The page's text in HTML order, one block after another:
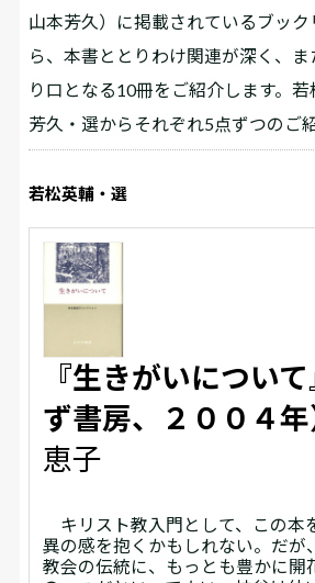
山本芳久）に掲載されているブッ
ら、本書ととりわけ関連が深く、ま
り口となる10冊をご紹介します。
芳久・選からそれぞれ5点ずつのご紹
若松英輔・選
『生きがいについ
ず書房、２００４年
恵子
キリスト教入門として、この本
異の感を抱くかもしれない。だが
教会の伝統に、もっとも豊かに開